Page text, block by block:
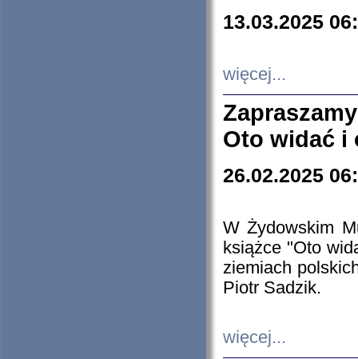
13.03.2025
więcej...
Oto widać i
26.02.2025
W Żydowskim
książce "Oto
ziemiach
Piotr Sadzik.
więcej...